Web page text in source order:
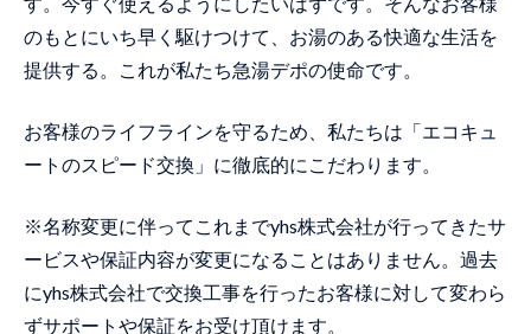
のもとにいち早く駆けつけて、お湯のある快適な生活を
提供する。これが私たち急湯デポの使命です。
お客様のライフラインを守るため、私たちは「エコキュ
ートのスピード交換」に徹底的にこだわります。
※名称変更に伴ってこれまでyhs株式会社が行ってきたサ
ービスや保証内容が変更になることはありません。過去
にyhs株式会社で交換工事を行ったお客様に対して変わら
ずサポートや保証をお受け頂けます。